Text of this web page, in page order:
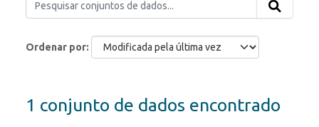
Ordenar por
1 conjunto de dados encontrado